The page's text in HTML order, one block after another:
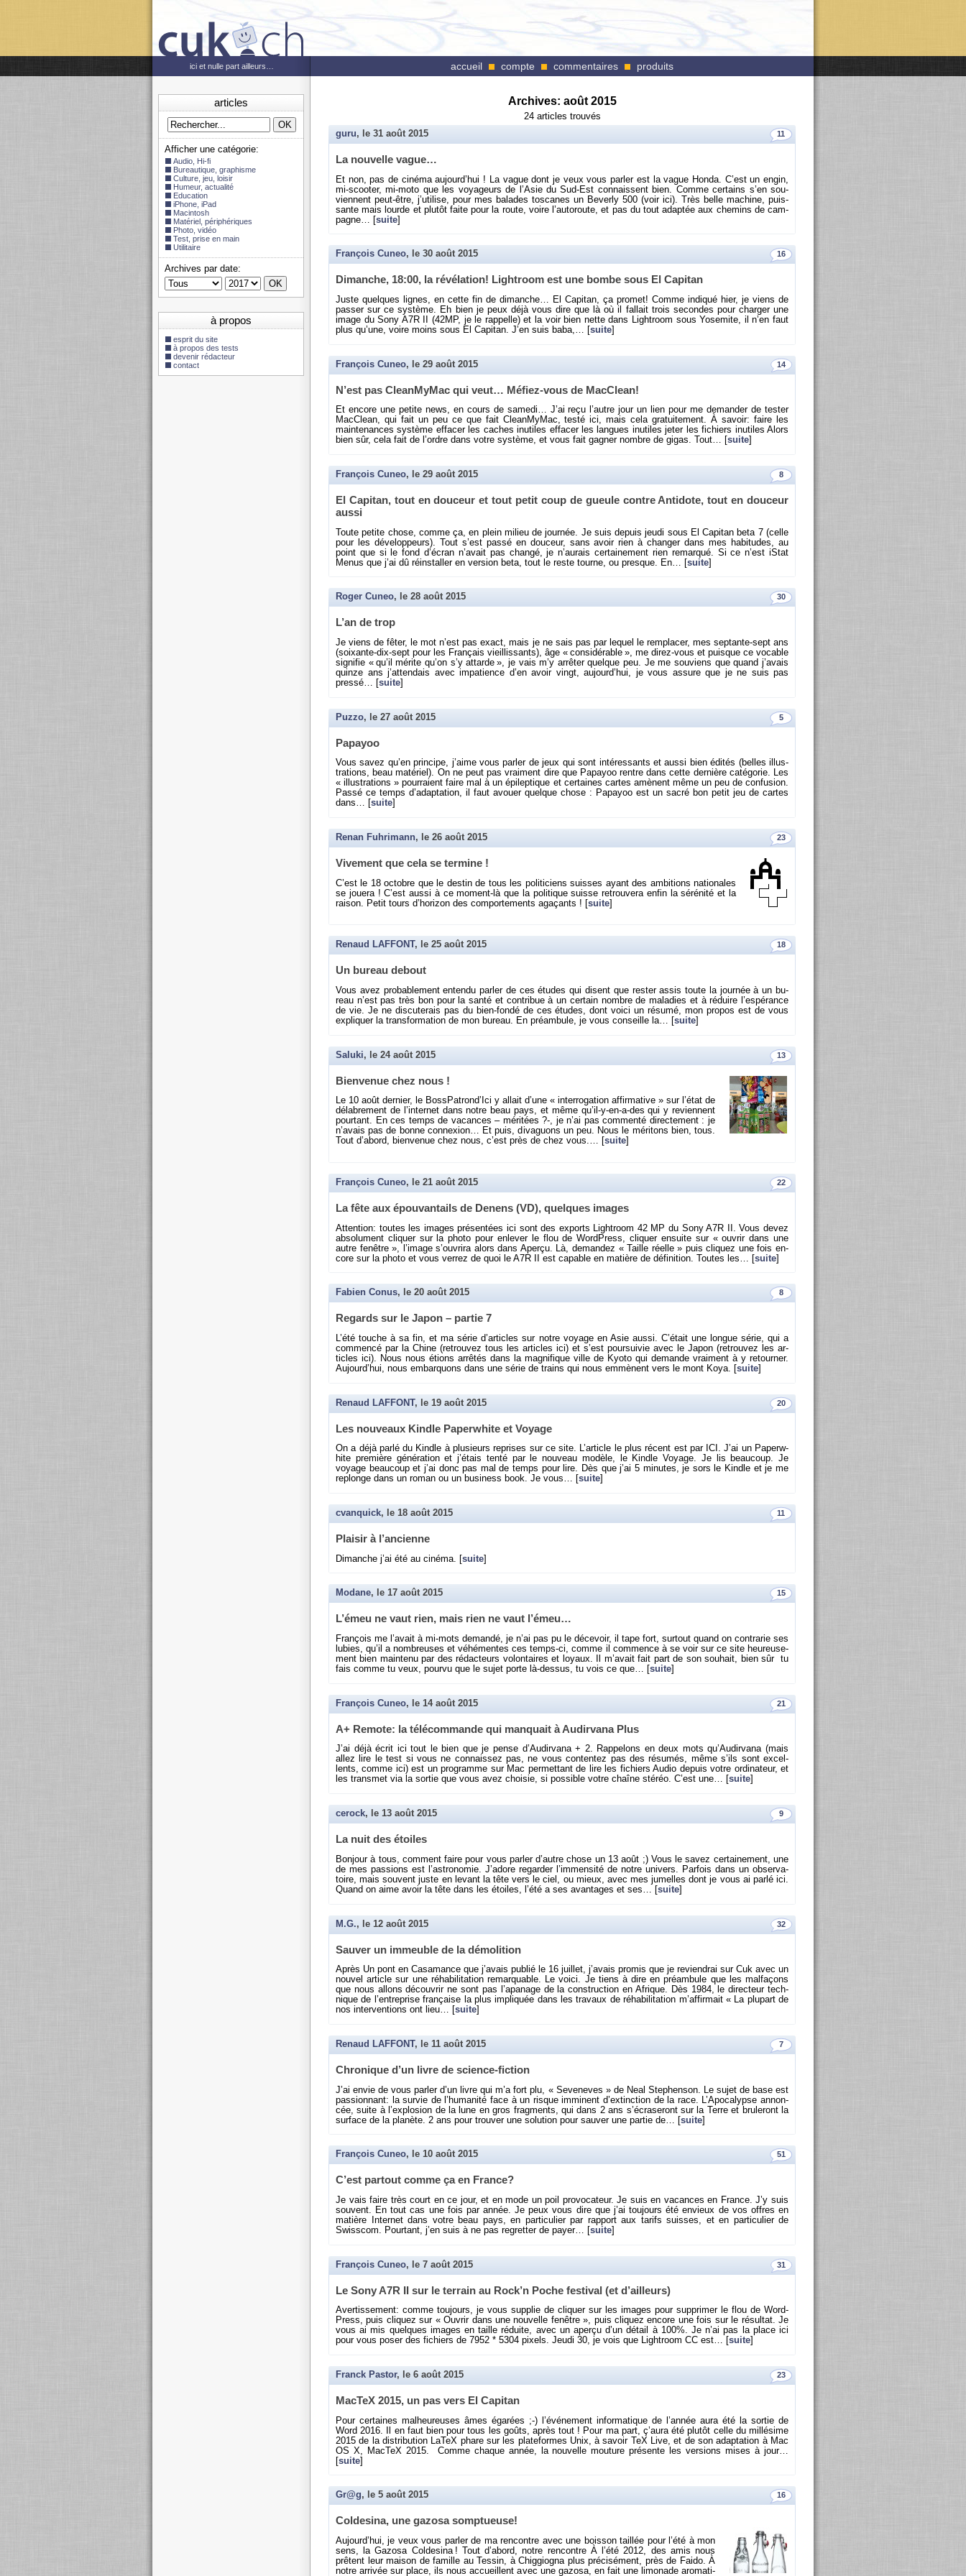
articles
Afficher une catégorie:
Audio, Hi-fi
Bureautique, graphisme
Culture, jeu, loisir
Humeur, actualité
Education
iPhone, iPad
Macintosh
Matériel, périphériques
Photo, vidéo
Test, prise en main
Utilitaire
Archives par date:
à propos
esprit du site
à propos des tests
devenir rédacteur
contact
Archives: août 2015
24 articles trouvés
11
guru, le 31 août 2015
La nou­velle vague…
Et non, pas de ci­néma au­jour­d’hui ! La vague dont je veux vous par­ler est la vague Honda. C’est un engin,
mi-scoo­ter, mi-moto que les voya­geurs de l’Asie du Sud-Est connaissent bien. Comme cer­tains s’en sou­
viennent peut-être, j’uti­lise, pour mes ba­lades tos­canes un Be­verly 500 (voir ici). Très belle ma­chine, puis­
sante mais lourde et plu­tôt faite pour la route, voire l’au­to­route, et pas du tout adap­tée aux che­mins de cam­
pagne… [suite]
16
François Cuneo, le 30 août 2015
Di­manche, 18:00, la ré­vé­la­tion! Ligh­troom est une bombe sous El Ca­pi­tan
Juste quelques lignes, en cette fin de di­manche… El Ca­pi­tan, ça pro­met! Comme in­di­qué hier, je viens de
pas­ser sur ce sys­tème. Eh bien je peux déjà vous dire que là où il fal­lait trois se­condes pour char­ger une
image du Sony A7R II (42MP, je le rap­pelle) et la voir bien nette dans Ligh­troom sous Yo­se­mite, il n’en faut
plus qu’une, voire moins sous El Ca­pi­tan. J’en suis baba,… [ suite
14
François Cuneo, le 29 août 2015
N’est pas Clean­My­Mac qui veut… Mé­fiez-vous de Mac­Clean!
Et en­core une pe­tite news, en cours de sa­medi… J’ai reçu l’autre jour un lien pour me de­man­der de tes­ter
Mac­Clean, qui fait un peu ce que fait Clean­My­Mac, testé ici, mais cela gra­tui­te­ment. À sa­voir: faire les
main­te­nances sys­tème ef­fa­cer les caches in­utiles ef­fa­cer les langues in­utiles jeter les fi­chiers in­utiles Alors
bien sûr, cela fait de l’ordre dans votre sys­tème, et vous fait ga­gner nombre de gigas. Tout… [ suite
8
François Cuneo, le 29 août 2015
El Ca­pi­tan, tout en dou­ceur et tout petit coup de gueule contre An­ti­dote, tout en dou­ceur
aussi
Toute pe­tite chose, comme ça, en plein mi­lieu de jour­née. Je suis de­puis jeudi sous El Ca­pi­tan beta 7 (celle
pour les dé­ve­lop­peurs). Tout s’est passé en dou­ceur, sans avoir rien à chan­ger dans mes ha­bi­tudes, au
point que si le fond d’écran n’avait pas changé, je n’au­rais cer­tai­ne­ment rien re­mar­qué. Si ce n’est iStat
Menus que j’ai dû ré­ins­tal­ler en ver­sion beta, tout le reste tourne, ou presque. En… [suite]
30
Roger Cuneo, le 28 août 2015
L’an de trop
Je viens de fêter, le mot n’est pas exact, mais je ne sais pas par le­quel le rem­pla­cer, mes sep­tante-sept ans
(soixante-dix-sept pour les Fran­çais vieillis­sants), âge « consi­dé­rable », me di­rez-vous et puisque ce vo­cable
si­gni­fie « qu’il mé­rite qu’on s’y at­tarde », je vais m’y ar­rê­ter quelque peu. Je me sou­viens que quand j’avais
quinze ans j’at­ten­dais avec im­pa­tience d’en avoir vingt, au­jour­d’hui, je vous as­sure que je ne suis pas
pressé… [ suite
5
Puzzo, le 27 août 2015
Pa­payoo
Vous savez qu’en prin­cipe, j’aime vous par­ler de jeux qui sont in­té­res­sants et aussi bien édi­tés (belles illus­
tra­tions, beau ma­té­riel). On ne peut pas vrai­ment dire que Pa­payoo rentre dans cette der­nière ca­té­go­rie. Les
« illus­tra­tions » pour­raient faire mal à un épi­lep­tique et cer­taines cartes amènent même un peu de confu­sion.
Passé ce temps d’adap­ta­tion, il faut avouer quelque chose : Pa­payoo est un sacré bon petit jeu de cartes
dans… [ suite
23
Renan Fuhrimann, le 26 août 2015
Vi­ve­ment que cela se ter­mine !
C’est le 18 oc­tobre que le des­tin de tous les po­li­ti­ciens suisses ayant des am­bi­tions na­tio­nales
se jouera ! C’est aussi à ce mo­ment-là que la po­li­tique suisse re­trou­vera enfin la sé­ré­nité et la
rai­son. Petit tours d’ho­ri­zon des com­por­te­ments aga­çants ! [suite]
18
Renaud LAFFONT, le 25 août 2015
Un bu­reau de­bout
Vous avez pro­ba­ble­ment en­tendu par­ler de ces études qui disent que res­ter assis toute la jour­née à un bu­
reau n’est pas très bon pour la santé et contri­bue à un cer­tain nombre de ma­la­dies et à ré­duire l’es­pé­rance
de vie. Je ne dis­cu­te­rais pas du bien-fondé de ces études, dont voici un ré­sumé, mon pro­pos est de vous
ex­pli­quer la trans­for­ma­tion de mon bu­reau. En pré­am­bule, je vous conseille la… [ suite
13
Saluki, le 24 août 2015
Bien­ve­nue chez nous !
Le 10 août der­nier, le Boss­Pa­tron­d’Ici y al­lait d’une « in­ter­ro­ga­tion af­fir­ma­tive » sur l’état de
dé­la­bre­ment de l’in­ter­net dans notre beau pays, et même qu’il-y-en-a-des qui y re­viennent
pour­tant. En ces temps de va­cances – mé­ri­tées ?-, je n’ai pas com­menté di­rec­te­ment : je
n’avais pas de bonne connexion… Et puis, di­va­guons un peu. Nous le mé­ri­tons bien, tous.
Tout d’abord, bien­ve­nue chez nous, c’est près de chez vous.… [ suite
22
François Cuneo, le 21 août 2015
La fête aux épou­van­tails de De­nens (VD), quelques images
At­ten­tion: toutes les images pré­sen­tées ici sont des ex­ports Ligh­troom 42 MP du Sony A7R II. Vous devez
ab­so­lu­ment cli­quer sur la photo pour en­le­ver le flou de Word­Press, cli­quer en­suite sur « ou­vrir dans une
autre fe­nêtre », l’image s’ou­vrira alors dans Aperçu. Là, de­man­dez « Taille réelle » puis cli­quez une fois en­
core sur la photo et vous ver­rez de quoi le A7R II est ca­pable en ma­tière de dé­fi­ni­tion. Toutes les… [suite]
8
Fabien Conus, le 20 août 2015
Re­gards sur le Japon – par­tie 7
L’été touche à sa fin, et ma série d’ar­ticles sur notre voyage en Asie aussi. C’était une longue série, qui a
com­mencé par la Chine (re­trou­vez tous les ar­ticles ici) et s’est pour­sui­vie avec le Japon (re­trou­vez les ar­
ticles ici). Nous nous étions ar­rê­tés dans la ma­gni­fique ville de Kyoto qui de­mande vrai­ment à y re­tour­ner.
Au­jour­d’hui, nous em­bar­quons dans une série de trains qui nous em­mènent vers le mont Koya. [ suite
20
Renaud LAFFONT, le 19 août 2015
Les nou­veaux Kindle Pa­perw­hite et Voyage
On a déjà parlé du Kindle à plu­sieurs re­prises sur ce site. L’ar­ticle le plus ré­cent est par ICI. J’ai un Pa­perw­
hite pre­mière gé­né­ra­tion et j’étais tenté par le nou­veau mo­dèle, le Kindle Voyage. Je lis beau­coup. Je
voyage beau­coup et j’ai donc pas mal de temps pour lire. Dès que j’ai 5 mi­nutes, je sors le Kindle et je me
re­plonge dans un roman ou un bu­si­ness book. Je vous… [ suite
11
cvanquick, le 18 août 2015
Plai­sir à l’an­cienne
Di­manche j’ai été au ci­néma. [suite]
15
Modane, le 17 août 2015
L’émeu ne vaut rien, mais rien ne vaut l’émeu…
Fran­çois me l’avait à mi-mots de­mandé, je n’ai pas pu le dé­ce­voir, il tape fort, sur­tout quand on contra­rie ses
lu­bies, qu’il a nom­breuses et vé­hé­mentes ces temps-ci, comme il com­mence à se voir sur ce site heu­reu­se­
ment bien main­tenu par des ré­dac­teurs vo­lon­taires et loyaux. Il m’avait fait part de son sou­hait, bien sûr tu
fais comme tu veux, pourvu que le sujet porte là-des­sus, tu vois ce que… [ suite
21
François Cuneo, le 14 août 2015
A+ Re­mote: la té­lé­com­mande qui man­quait à Au­dir­vana Plus
J’ai déjà écrit ici tout le bien que je pense d’Au­dir­vana + 2. Rap­pe­lons en deux mots qu’Au­dir­vana (mais
allez lire le test si vous ne connais­sez pas, ne vous conten­tez pas des ré­su­més, même s’ils sont ex­cel­
lents, comme ici) est un pro­gramme sur Mac per­met­tant de lire les fi­chiers Audio de­puis votre or­di­na­teur, et
les trans­met via la sor­tie que vous avez choi­sie, si pos­sible votre chaîne sté­réo. C’est une… [ suite
9
cerock, le 13 août 2015
La nuit des étoiles
Bon­jour à tous, com­ment faire pour vous par­ler d’autre chose un 13 août ;) Vous le savez cer­tai­ne­ment, une
de mes pas­sions est l’as­tro­no­mie. J’adore re­gar­der l’im­men­sité de notre uni­vers. Par­fois dans un ob­ser­va­
toire, mais sou­vent juste en le­vant la tête vers le ciel, ou mieux, avec mes ju­melles dont je vous ai parlé ici.
Quand on aime avoir la tête dans les étoiles, l’été a ses avan­tages et ses… [suite]
32
M.G., le 12 août 2015
Sau­ver un im­meuble de la dé­mo­li­tion
Après Un pont en Ca­sa­mance que j’avais pu­blié le 16 juillet, j’avais pro­mis que je re­vien­drai sur Cuk avec un
nou­vel ar­ticle sur une ré­ha­bi­li­ta­tion re­mar­quable. Le voici. Je tiens à dire en pré­am­bule que les mal­fa­çons
que nous al­lons dé­cou­vrir ne sont pas l’apa­nage de la construc­tion en Afrique. Dès 1984, le di­rec­teur tech­
nique de l’en­tre­prise fran­çaise la plus im­pli­quée dans les tra­vaux de ré­ha­bi­li­ta­tion m’af­fir­mait « La plu­part de
nos in­ter­ven­tions ont lieu… [ suite
7
Renaud LAFFONT, le 11 août 2015
Chro­nique d’un livre de science-fic­tion
J’ai envie de vous par­ler d’un livre qui m’a fort plu, « Se­ve­neves » de Neal Ste­phen­son. Le sujet de base est
pas­sion­nant: la sur­vie de l’hu­ma­nité face à un risque im­mi­nent d’ex­tinc­tion de la race. L’Apo­ca­lypse an­non­
cée, suite à l’ex­plo­sion de la lune en gros frag­ments, qui dans 2 ans s’écra­se­ront sur la Terre et bru­le­ront la
sur­face de la pla­nète. 2 ans pour trou­ver une so­lu­tion pour sau­ver une par­tie de… [suite]
51
François Cuneo, le 10 août 2015
C’est par­tout comme ça en France?
Je vais faire très court en ce jour, et en mode un poil pro­vo­ca­teur. Je suis en va­cances en France. J’y suis
sou­vent. En tout cas une fois par année. Je peux vous dire que j’ai tou­jours été en­vieux de vos offres en
ma­tière In­ter­net dans votre beau pays, en par­ti­cu­lier par rap­port aux ta­rifs suisses, et en par­ti­cu­lier de
Swiss­com. Pour­tant, j’en suis à ne pas re­gret­ter de payer… [suite]
31
François Cuneo, le 7 août 2015
Le Sony A7R II sur le ter­rain au Ro­ck’n Poche fes­ti­val (et d’ailleurs)
Aver­tis­se­ment: comme tou­jours, je vous sup­plie de cli­quer sur les images pour sup­pri­mer le flou de Word­
Press, puis cli­quez sur « Ou­vrir dans une nou­velle fe­nêtre », puis cli­quez en­core une fois sur le ré­sul­tat. Je
vous ai mis quelques images en taille ré­duite, avec un aperçu d’un dé­tail à 100%. Je n’ai pas la place ici
pour vous poser des fi­chiers de 7952 * 5304 pixels. Jeudi 30, je vois que Ligh­troom CC est… [ suite
23
Franck Pastor, le 6 août 2015
Mac­TeX 2015, un pas vers El Ca­pi­tan
Pour cer­taines mal­heu­reuses âmes éga­rées ;-) l’évé­ne­ment in­for­ma­tique de l’an­née aura été la sor­tie de
Word 2016. Il en faut bien pour tous les goûts, après tout ! Pour ma part, ç’aura été plu­tôt celle du mil­lé­sime
2015 de la dis­tri­bu­tion LaTeX phare sur les pla­te­formes Unix, à sa­voir TeX Live, et de son adap­ta­tion à Mac
OS X, Mac­TeX 2015. Comme chaque année, la nou­velle mou­ture pré­sente les ver­sions mises à jour…
[suite]
16
Gr@g, le 5 août 2015
Col­de­sina, une ga­zosa somp­tueuse!
Au­jour­d’hui, je veux vous par­ler de ma ren­contre avec une bois­son taillée pour l’été à mon
sens, la Ga­zosa Col­de­sina ! Tout d’abord, notre ren­contre À l’été 2012, des amis nous
prêtent leur mai­son de fa­mille au Tes­sin, à Chig­gio­gna plus pré­ci­sé­ment, près de Faido. À
notre ar­ri­vée sur place, ils nous ac­cueillent avec une ga­zosa, en fait une li­mo­nade aro­ma­ti­
ici et nulle part ailleurs… accueil compte commentaires produits